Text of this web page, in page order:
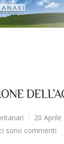
20 Aprile
sono commenti